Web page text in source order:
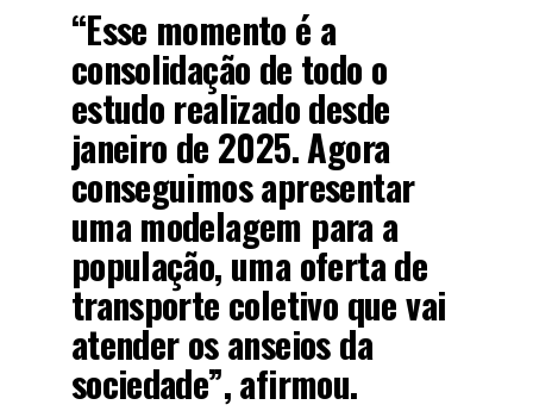
“Esse momento é a
consolidação de todo o
estudo realizado desde
janeiro de 2025. Agora
conseguimos apresentar
uma modelagem para a
população, uma oferta de
transporte coletivo que vai
atender os anseios da
sociedade”, afirmou.